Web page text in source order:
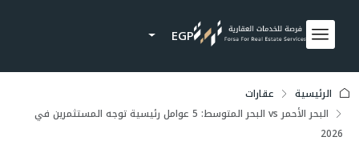
EGP
الرئيسية
عقارات
البحر الأحمر vs البحر المتوسط: 5 عوامل رئيسية توجه المستثمرين في
2026